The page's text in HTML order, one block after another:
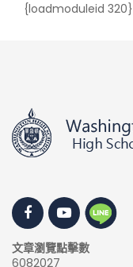
{loadmoduleid 320}
文章瀏覽點擊數
6082027